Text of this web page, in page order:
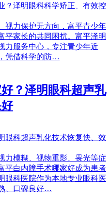
视力保护无方向，富平青少年
平家长的共同困扰。富平泽明
力服务中心，专注青少年近
凭借科学的防…
？泽明眼科超声乳
力模糊、视物重影、畏光等症
平白内障手术哪家好成为患者
眼科医院作为本地专业眼科医
、口碑良好…